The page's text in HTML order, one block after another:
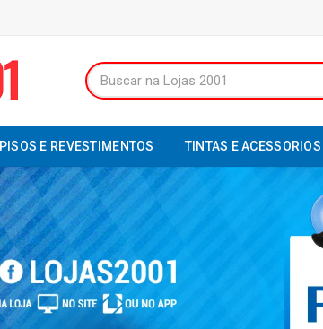
PISOS E REVESTIMENTOS TINTAS E ACESSORIOS